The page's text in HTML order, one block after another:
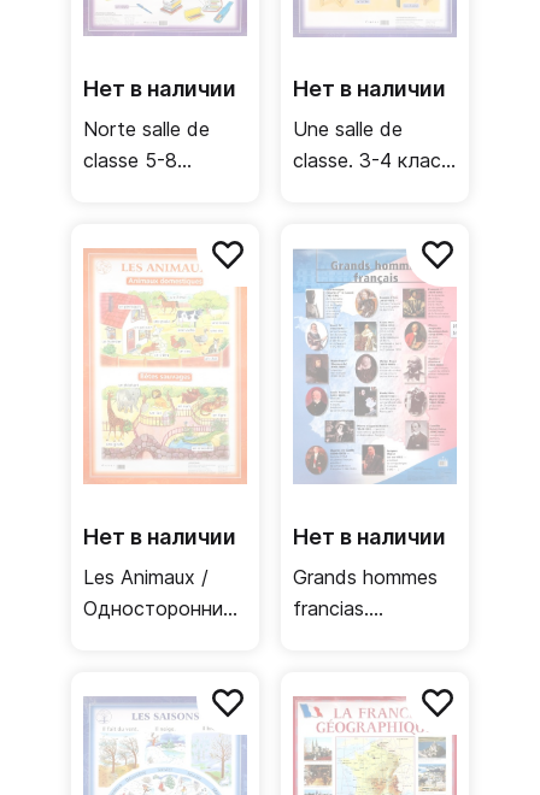
Нет в наличии
Norte salle de
classe 5-8
плакат
(французский
язык)
Нет в наличии
Une salle de
classe. 3-4 класс
(французский
язык)
Нет в наличии
Les Animaux /
Односторонний
язык)
Нет в наличии
Grands hommes
francias.
France /
Двусторонний
плакат